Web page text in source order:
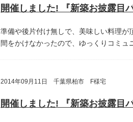
準備や後片付け無しで、美味しい料理が
間をかけなかったので、ゆっくりコミュ
2014年09月11日 千葉県柏市 F様宅